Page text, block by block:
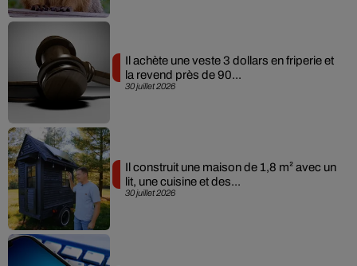
30 juillet 2026
Il achète une veste 3 dollars en friperie et
la revend près de 90...
30 juillet 2026
Il construit une maison de 1,8 m² avec un
lit, une cuisine et des...